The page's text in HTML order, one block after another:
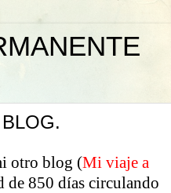
otro blog (Mi viaje a
de 850 días circulando